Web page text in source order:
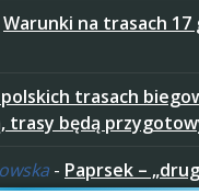
Warunki na trasach 17
trasach
trasy będą
- Paprsek –